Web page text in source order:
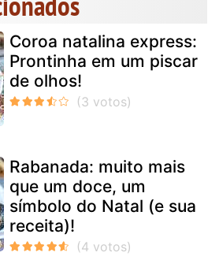
Coroa natalina express:
Prontinha em um piscar
de olhos!
Rabanada: muito mais
que um doce, um
símbolo do Natal (e sua
receita)!